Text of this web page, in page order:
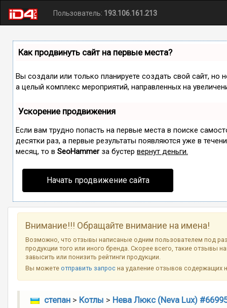
Пользователь: 193.106.161.213
Как продвинуть сайт на первые места?
Вы создали или только планируете создать свой сайт, но
а целый комплекс мероприятий, направленных на
Ускорение продвижения
Если вам трудно попасть на первые места в поиске
десятки раз, а первые результаты появляются уже в
месяц, то в SeoHammerза бустер вернут деньги.
Начать продвижение сайта
Внимание!!! Обращайте внимание на имена!
Возможно, что отзывы написаные одним пользователем под
продукции того или иного бренда. Скорее всего, такие отзывы
завысить или понизить рейтинги продукции.
Вы можетеотправить запрос на удаление отзывов
степан> Котлы > Нева Люкс (Neva Lux)